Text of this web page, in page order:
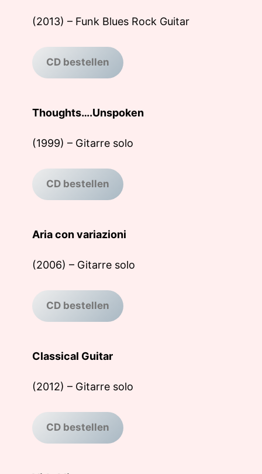
(2013) – Funk Blues Rock Guitar
CD bestellen
Thoughts….Unspoken
(1999) – Gitarre solo
CD bestellen
Aria con variazioni
(2006) – Gitarre solo
CD bestellen
Classical Guitar
(2012) – Gitarre solo
CD bestellen